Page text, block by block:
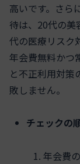
高いです。さらに
待は、20代の
代の医療リスク
年会費無料かつ
と不正利用対策
敗しません。
チェックの
年会費